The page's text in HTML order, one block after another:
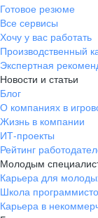
Готовое резюме
Все сервисы
Хочу у вас работать
Производственный
Экспертная
Новости и статьи
Блог
О компаниях в
Жизнь в компании
ИТ-проекты
Рейтинг
Молодым
Карьера для
Школа
Карьера в